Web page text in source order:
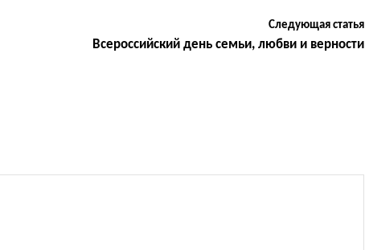
Следующая статья
Всероссийский день семьи, любви и верности